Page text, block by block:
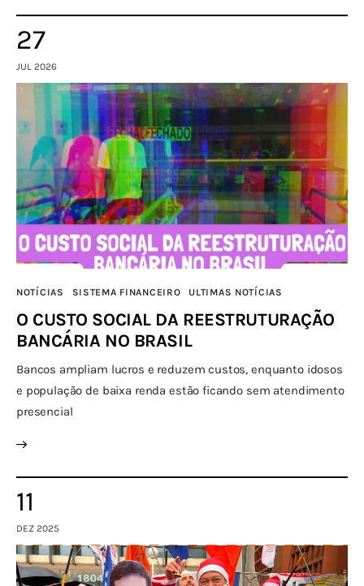
27
JUL 2026
NOTÍCIAS SISTEMA FINANCEIRO ULTIMAS NOTÍCIAS
O CUSTO SOCIAL DA REESTRUTURAÇÃO
BANCÁRIA NO BRASIL
Bancos ampliam lucros e reduzem custos, enquanto idosos
e população de baixa renda estão ficando sem atendimento
presencial
11
DEZ 2025